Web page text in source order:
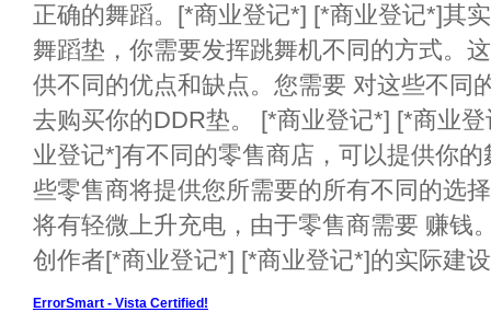
正确的舞蹈。[*商业登记*] [*商业登记*]其
舞蹈垫，你需要发挥跳舞机不同的方式。
供不同的优点和缺点。您需要 对这些不同
去购买你的DDR垫。 [*商业登记*] [*商业
业登记*]有不同的零售商店，可以提供你
些零售商将提供您所需要的所有不同的选
将有轻微上升充电，由于零售商需要 赚钱
创作者[*商业登记*] [*商业登记*]的实际建
ErrorSmart - Vista Certified!